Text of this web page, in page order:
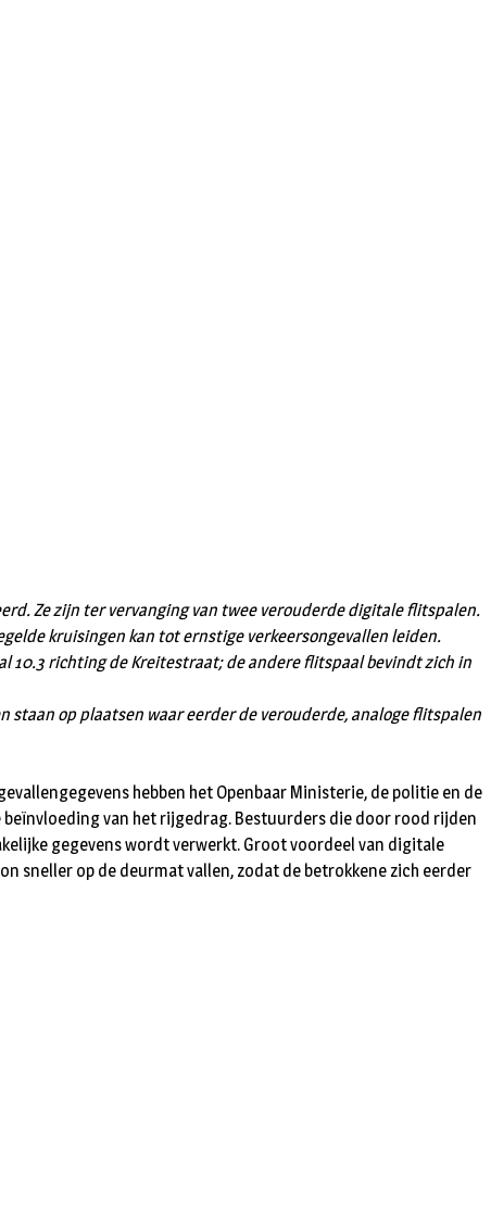
Ze zijn ter vervanging van twee verouderde digitale flitspalen.
kruisingen kan tot ernstige verkeersongevallen leiden.
10.3 richting de Kreitestraat; de andere flitspaal bevindt zich in
op plaatsen waar eerder de verouderde, analoge flitspalen
hebben het Openbaar Ministerie, de politie en de
van het rijgedrag. Bestuurders die door rood rijden
gegevens wordt verwerkt. Groot voordeel van digitale
sneller op de deurmat vallen, zodat de betrokkene zich eerder